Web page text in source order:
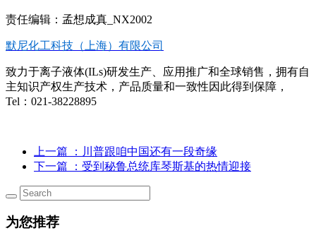
责任编辑：孟想成真_NX2002
默尼化工科技（上海）有限公司
致力于离子液体(ILs)研发生产、应用推广和全球销售，拥有自
主知识产权生产技术，产品质量和一致性因此得到保障，
Tel：021-38228895
上一篇
：川普跟咱中国还有一段奇缘
下一篇
：受到秘鲁总统库琴斯基的热情迎接
为您推荐